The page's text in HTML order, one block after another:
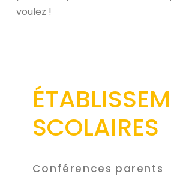
voulez !
SCOLAIRES
Conférences parents